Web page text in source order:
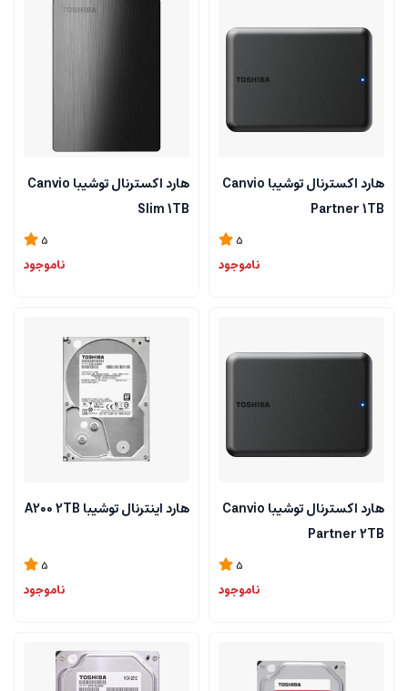
هارد اکسترنال توشیبا Canvio
Partner 1TB
5
ناموجود
هارد اکسترنال توشیبا Canvio
Slim 1TB
5
ناموجود
هارد اکسترنال توشیبا Canvio
Partner 2TB
5
ناموجود
هارد اینترنال توشیبا A200 2TB
5
ناموجود